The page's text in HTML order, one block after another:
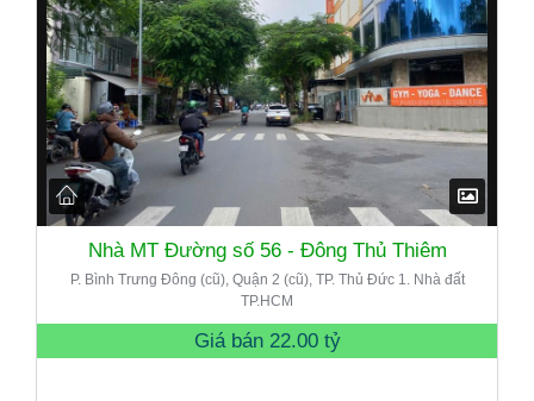
Nhà MT Đường số 56 - Đông Thủ Thiêm
P. Bình Trưng Đông (cũ), Quận 2 (cũ), TP. Thủ Đức 1. Nhà đất
TP.HCM
Giá bán 22.00 tỷ